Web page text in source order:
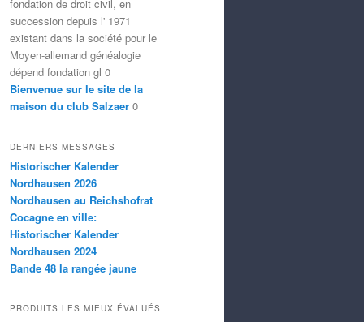
fondation de droit civil, en
succession depuis l' 1971
existant dans la société pour le
Moyen-allemand généalogie
dépend fondation gl 0
Bienvenue sur le site de la
maison du club Salzaer 0
DERNIERS MESSAGES
Historischer Kalender
Nordhausen 2026
Nordhausen au Reichshofrat
Cocagne en ville:
Historischer Kalender
Nordhausen 2024
Bande 48 la rangée jaune
PRODUITS LES MIEUX ÉVALUÉS